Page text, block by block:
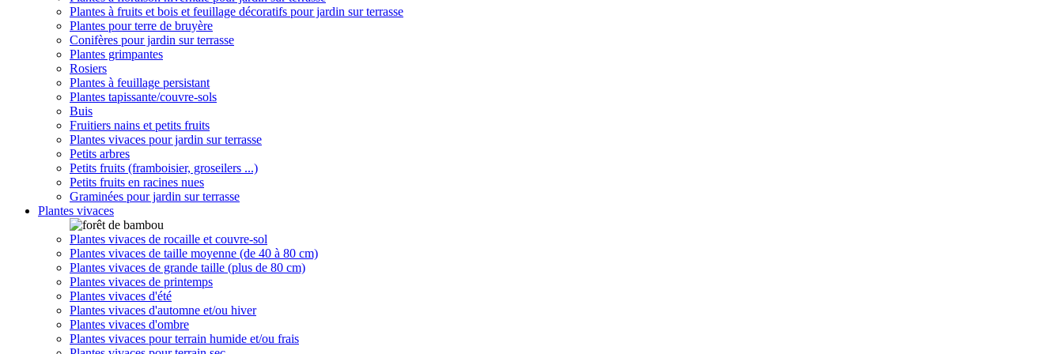
Plantes à fruits et bois et feuillage décoratifs pour jardin sur terrasse
Plantes pour terre de bruyère
Conifères pour jardin sur terrasse
Plantes grimpantes
Rosiers
Plantes à feuillage persistant
Plantes tapissante/couvre-sols
Buis
Fruitiers nains et petits fruits
Plantes vivaces pour jardin sur terrasse
Petits arbres
Petits fruits (framboisier, groseilers ...)
Petits fruits en racines nues
Graminées pour jardin sur terrasse
Plantes vivaces
Plantes vivaces de rocaille et couvre-sol
Plantes vivaces de taille moyenne (de 40 à 80 cm)
Plantes vivaces de grande taille (plus de 80 cm)
Plantes vivaces de printemps
Plantes vivaces d'été
Plantes vivaces d'automne et/ou hiver
Plantes vivaces d'ombre
Plantes vivaces pour terrain humide et/ou frais